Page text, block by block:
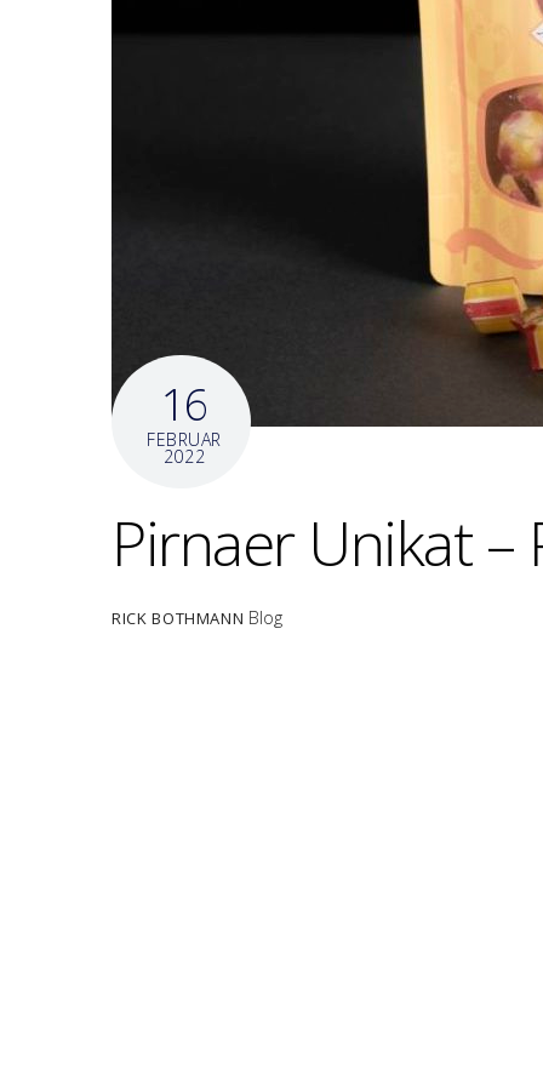
16
FEBRUAR
2022
Pirnaer Unikat
RICK BOTHMANN Blog